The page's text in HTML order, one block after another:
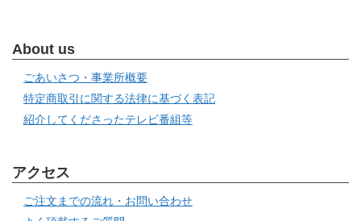
About us
ごあいさつ・事業所概要
特定商取引に関する法律に基づく表記
紹介してくださったテレビ番組等
アクセス
ご注文までの流れ・お問い合わせ